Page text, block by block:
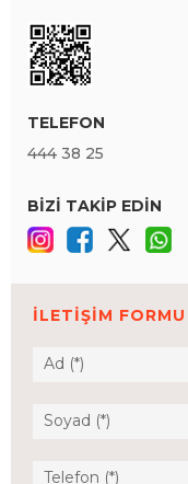
TELEFON
444 38 25
BİZİ TAKİP EDİN
İLETİŞİM FORMU